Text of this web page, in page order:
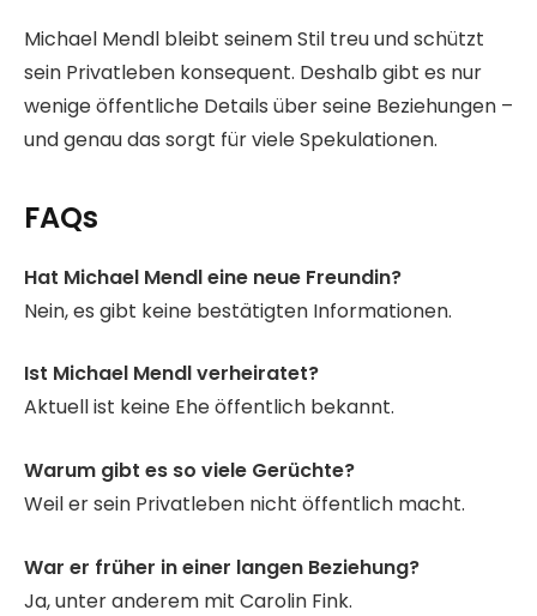
Michael Mendl bleibt seinem Stil treu und schützt
sein Privatleben konsequent. Deshalb gibt es nur
wenige öffentliche Details über seine Beziehungen –
und genau das sorgt für viele Spekulationen.
FAQs
Hat Michael Mendl eine neue Freundin?
Nein, es gibt keine bestätigten Informationen.
Ist Michael Mendl verheiratet?
Aktuell ist keine Ehe öffentlich bekannt.
Warum gibt es so viele Gerüchte?
Weil er sein Privatleben nicht öffentlich macht.
War er früher in einer langen Beziehung?
Ja, unter anderem mit Carolin Fink.